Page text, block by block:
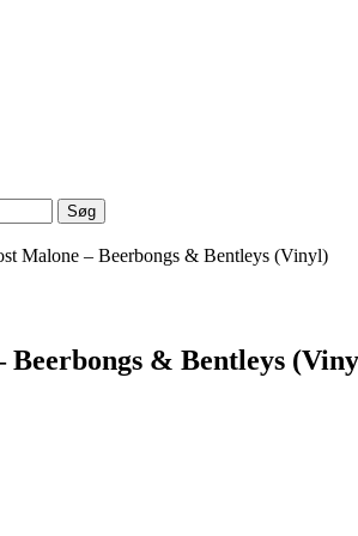
Malone – Beerbongs & Bentleys (Vinyl)
Beerbongs & Bentleys